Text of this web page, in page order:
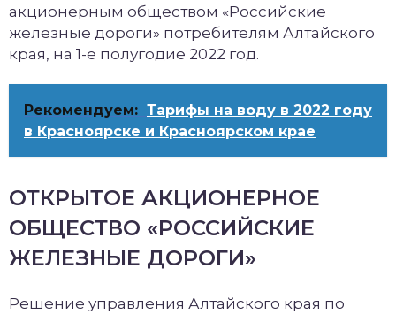
акционерным обществом «Российские
железные дороги» потребителям Алтайского
края, на 1-е полугодие 2022 год.
Рекомендуем: Тарифы на воду в 2022 году
в Красноярске и Красноярском крае
ОТКРЫТОЕ АКЦИОНЕРНОЕ
ОБЩЕСТВО «РОССИЙСКИЕ
ЖЕЛЕЗНЫЕ ДОРОГИ»
Решение управления Алтайского края по